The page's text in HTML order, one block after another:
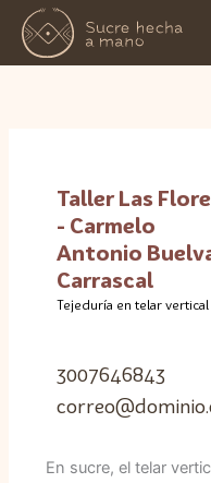
contenido
Taller Las
- Carmelo
Antonio
Carrascal
Tejeduría en telar vertical
3007646843
En sucre, el telar